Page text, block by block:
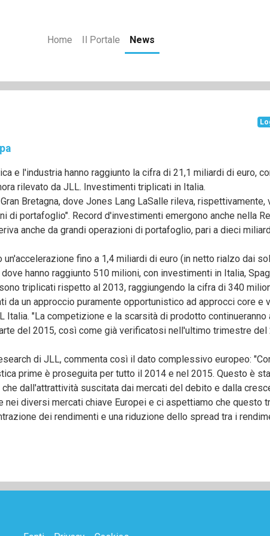
Home Il Portale News
e l'industria hanno raggiunto la cifra di 21,1 miliardi di euro,
rilevato da JLL. Investimenti triplicati in Italia.
Bretagna, dove Jones Lang LaSalle rileva, rispettivamente,
di portafoglio". Record d'investimenti emergono anche nella
anche da grandi operazioni di portafoglio, pari a dieci
fino a 1,4 miliardi di euro (in netto rialzo dai
hanno raggiunto 510 milioni, con investimenti in Italia,
triplicati rispetto al 2013, raggiungendo la cifra di 340
un approccio puramente opportunistico ad approcci core e
"La competizione e la scarsità di prodotto continueranno
del 2015, così come già verificatosi nell'ultimo trimestre del
di JLL, commenta così il dato complessivo europeo:
prime è proseguita per tutto il 2014 e nel 2015. Questo è
dall'attrattività suscitata dai mercati del debito e dalla
diversi mercati chiave Europei e ci aspettiamo che questo
dei rendimenti e una riduzione dello spread tra i